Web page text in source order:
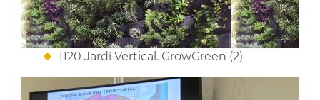
1120 Jardí Vertical. GrowGreen (2)